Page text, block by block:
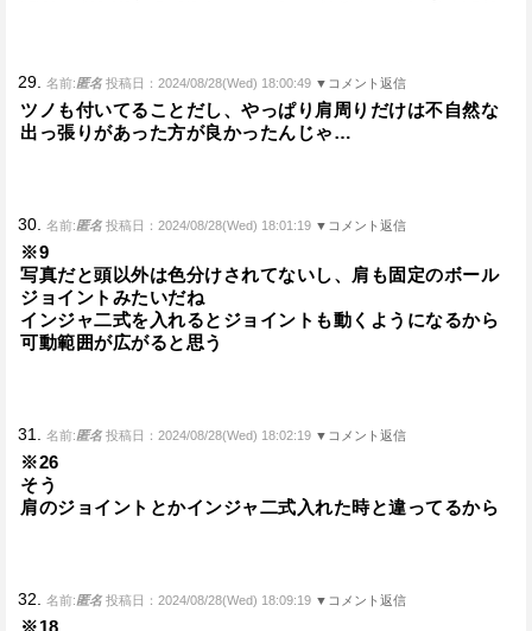
29. 名前:匿名 投稿日：2024/08/28(Wed) 18:00:49 ▼コメント返信
ツノも付いてることだし、やっぱり肩周りだけは不自然な
出っ張りがあった方が良かったんじゃ…
30. 名前:匿名 投稿日：2024/08/28(Wed) 18:01:19 ▼コメント返信
※9
写真だと頭以外は色分けされてないし、肩も固定のボール
ジョイントみたいだね
インジャ二式を入れるとジョイントも動くようになるから
可動範囲が広がると思う
31. 名前:匿名 投稿日：2024/08/28(Wed) 18:02:19 ▼コメント返信
※26
そう
肩のジョイントとかインジャ二式入れた時と違ってるから
32. 名前:匿名 投稿日：2024/08/28(Wed) 18:09:19 ▼コメント返信
※18